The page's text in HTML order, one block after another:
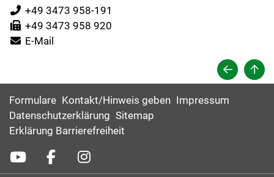
+49 3473 958-191
+49 3473 958 920
E-Mail
Formulare Kontakt/Hinweis geben Impressum
Datenschutzerklärung Sitemap
Erklärung Barrierefreiheit